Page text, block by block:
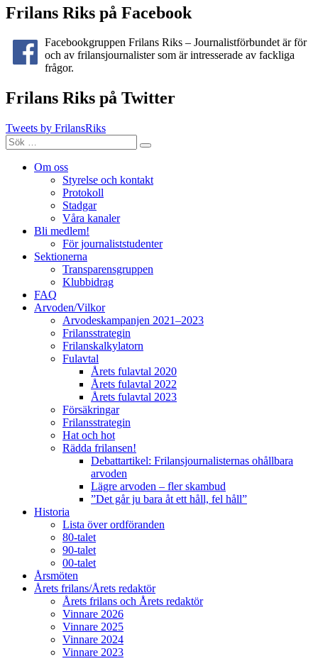
Frilans Riks på Facebook
Facebookgruppen Frilans Riks – Journalistförbundet är för
och av frilansjournalister som är intresserade av fackliga
frågor.
Frilans Riks på Twitter
Tweets by FrilansRiks
Sök
efter:
Sök
Om oss
Styrelse och kontakt
Protokoll
Stadgar
Våra kanaler
Bli medlem!
För journaliststudenter
Sektionerna
Transparensgruppen
Klubbidrag
FAQ
Arvoden/Vilkor
Arvodeskampanjen 2021–2023
Frilansstrategin
Frilanskalkylatorn
Fulavtal
Årets fulavtal 2020
Årets fulavtal 2022
Årets fulavtal 2023
Försäkringar
Frilansstrategin
Hat och hot
Rädda frilansen!
Debattartikel: Frilansjournalisternas ohållbara
arvoden
Lägre arvoden – fler skambud
”Det går ju bara åt ett håll, fel håll”
Historia
Lista över ordföranden
80-talet
90-talet
00-talet
Årsmöten
Årets frilans/Årets redaktör
Årets frilans och Årets redaktör
Vinnare 2026
Vinnare 2025
Vinnare 2024
Vinnare 2023